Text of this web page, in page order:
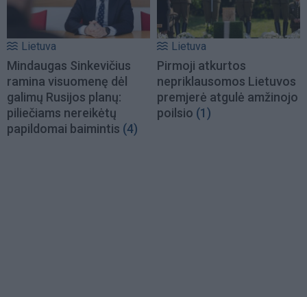
Lietuva
Mindaugas Sinkevičius
ramina visuomenę dėl
galimų Rusijos planų:
piliečiams nereikėtų
papildomai baimintis (4)
Lietuva
Pirmoji atkurtos
nepriklausomos Lietuvos
premjerė atgulė amžinojo
poilsio (1)